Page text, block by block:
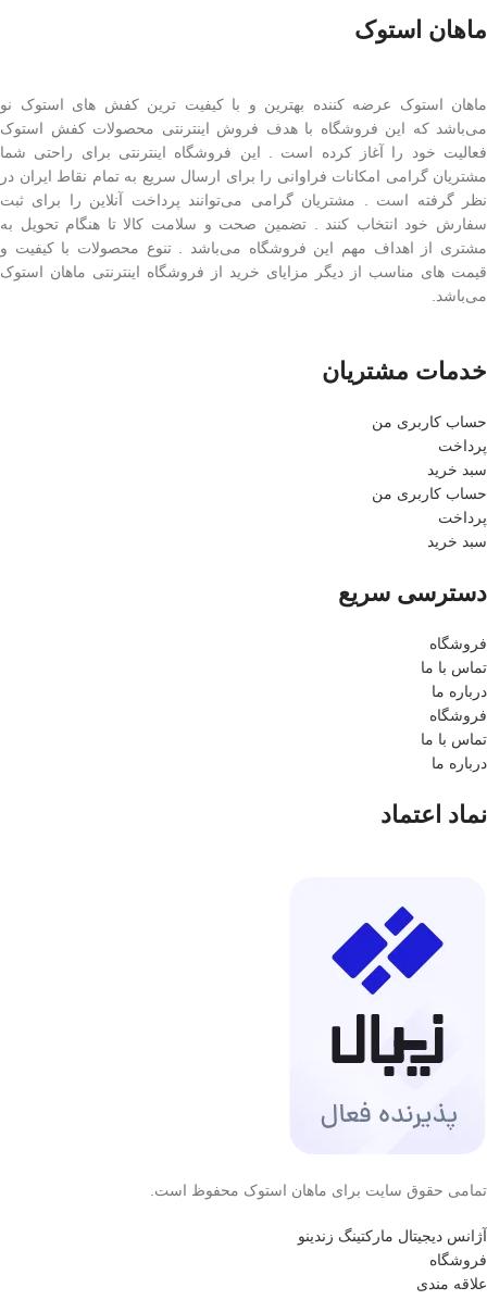
ماهان استوک
ماهان استوک عرضه کننده بهترین و با کیفیت ترین کفش های استوک نو
می‌باشد که این فروشگاه با هدف فروش اینترنتی محصولات کفش استوک
فعالیت خود را آغاز کرده است . این فروشگاه اینترنتی برای راحتی شما
مشتریان گرامی امکانات فراوانی را برای ارسال سریع به تمام نقاط ایران در
نظر گرفته است . مشتریان گرامی می‌توانند پرداخت آنلاین را برای ثبت
سفارش خود انتخاب کنند . تضمین صحت و سلامت کالا تا هنگام تحویل به
مشتری از اهداف مهم این فروشگاه می‌باشد . تنوع محصولات با کیفیت و
قیمت های مناسب از دیگر مزایای خرید از فروشگاه اینترنتی ماهان استوک
می‌باشد.
خدمات مشتریان
حساب کاربری من
پرداخت
سبد خرید
حساب کاربری من
پرداخت
سبد خرید
دسترسی سریع
فروشگاه
تماس با ما
درباره ما
فروشگاه
تماس با ما
درباره ما
نماد اعتماد
تمامی حقوق سایت برای ماهان استوک محفوظ است.
آژانس دیجیتال مارکتینگ زندینو
فروشگاه
علاقه مندی